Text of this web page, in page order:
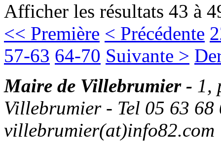
Afficher les résultats 43 à
<< Première < Précédente
57-63 64-70 Suivante >
Maire de Villebrumier - 1,
Villebrumier - Tel 05 63
villebrumier(at)info82.com